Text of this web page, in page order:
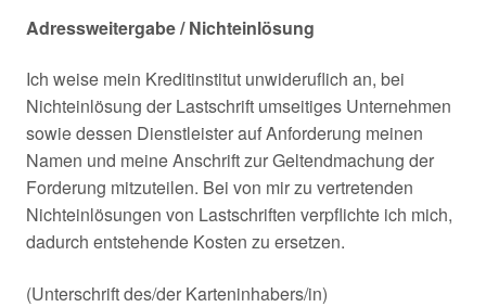
Adressweitergabe / Nichteinlösung
Ich weise mein Kreditinstitut unwideruflich an, bei
Nichteinlösung der Lastschrift umseitiges Unternehmen
sowie dessen Dienstleister auf Anforderung meinen
Namen und meine Anschrift zur Geltendmachung der
Forderung mitzuteilen. Bei von mir zu vertretenden
Nichteinlösungen von Lastschriften verpflichte ich mich,
dadurch entstehende Kosten zu ersetzen.
(Unterschrift des/der Karteninhabers/in)